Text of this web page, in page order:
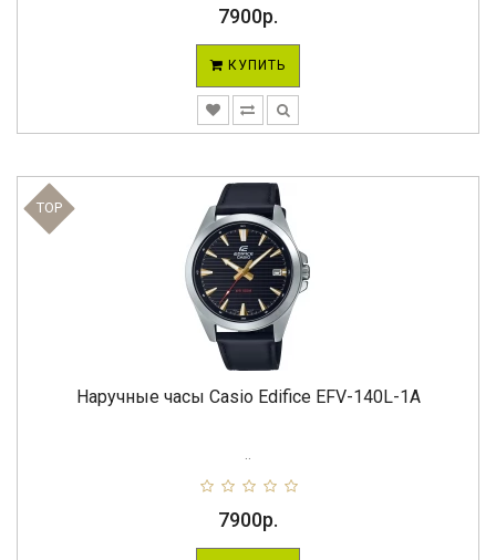
7900р.
КУПИТЬ
TOP
Наручные часы Casio Edifice EFV-140L-1A
7900р.